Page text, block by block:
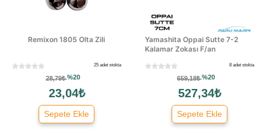
Remixon 1805 Olta Zili
25 adet stokta
28,79₺%20
23,04₺
Sepete Ekle
Yamashita Oppai Sutte 7-2
Kalamar Zokası F/an
8 adet stokta
659,18₺%20
527,34₺
Sepete Ekle